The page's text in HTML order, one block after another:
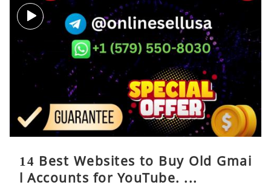
14 Best Websites to Buy Old Gmai
l Accounts for YouTube. ...